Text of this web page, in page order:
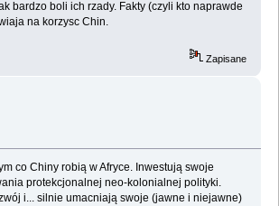
bardzo boli ich rzady. Fakty (czyli kto naprawde
na korzysc Chin.
Zapisane
co Chiny robią w Afryce. Inwestują swoje
protekcjonalnej neo-kolonialnej polityki.
i... silnie umacniają swoje (jawne i niejawne)